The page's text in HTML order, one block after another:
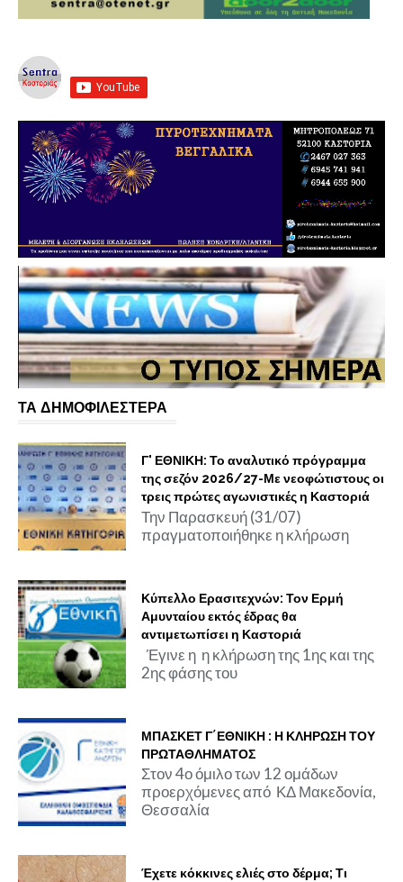
ΤΑ ΔΗΜΟΦΙΛΕΣΤΕΡΑ
Γ' ΕΘΝΙΚΗ: Το αναλυτικό πρόγραμμα
της σεζόν 2026/27-Με νεοφώτιστους οι
τρεις πρώτες αγωνιστικές η Καστοριά
Την Παρασκευή (31/07)
πραγματοποιήθηκε η κλήρωση
Κύπελλο Ερασιτεχνών: Τον Ερμή
Αμυνταίου εκτός έδρας θα
αντιμετωπίσει η Καστοριά
Έγινε η η κλήρωση της 1ης και της
2ης φάσης του
ΜΠΑΣΚΕΤ Γ΄ΕΘΝΙΚΗ : Η ΚΛΗΡΩΣΗ ΤΟΥ
ΠΡΩΤΑΘΛΗΜΑΤΟΣ
Στον 4ο όμιλο των 12 ομάδων
προερχόμενες από ΚΔ Μακεδονία,
Θεσσαλία
Έχετε κόκκινες ελιές στο δέρμα; Τι